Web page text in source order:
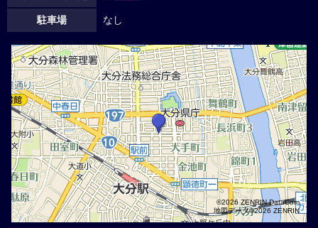
駐車場 なし
©2026 ZENRIN DataCom
地図データ©2026 ZENRIN